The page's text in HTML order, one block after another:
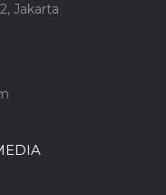
Jakarta